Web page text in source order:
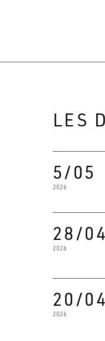
LES
5/05
2026
28/04
2026
20/04
2026